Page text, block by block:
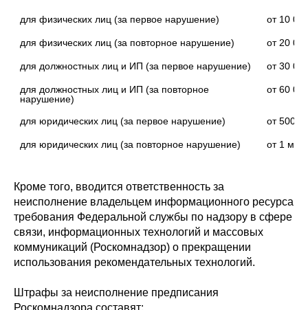
для физических лиц (за первое нарушение) от 10
для физических лиц (за повторное нарушение) от 20
для должностных лиц и ИП (за первое нарушение) от 30
для должностных лиц и ИП (за повторное
нарушение)
от 60
для юридических лиц (за первое нарушение) от 500
для юридических лиц (за повторное нарушение) от 1 млн
Кроме того, вводится ответственность за
неисполнение владельцем информационного ресурса
требования Федеральной службы по надзору в сфере
связи, информационных технологий и массовых
коммуникаций (Роскомнадзор) о прекращении
использования рекомендательных технологий.
Штрафы за неисполнение предписания
Роскомнадзора составят: